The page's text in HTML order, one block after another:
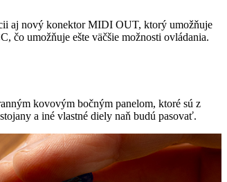
aj nový konektor MIDI OUT, ktorý umožňuje
čo umožňuje ešte väčšie možnosti ovládania.
kovovým bočným panelom, ktoré sú z
a iné vlastné diely naň budú pasovať.